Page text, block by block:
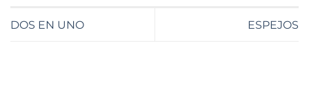
DOS EN UNO ESPEJOS